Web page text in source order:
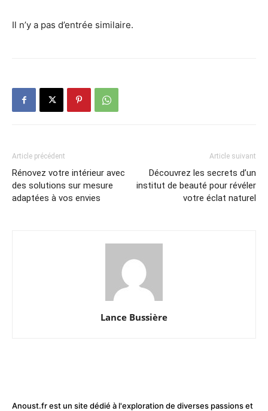
Il n’y a pas d’entrée similaire.
Article précédent
Rénovez votre intérieur avec
des solutions sur mesure
adaptées à vos envies
Article suivant
Découvrez les secrets d’un
institut de beauté pour révéler
votre éclat naturel
Lance Bussière
Anoust.fr est un site dédié à l'exploration de diverses passions et